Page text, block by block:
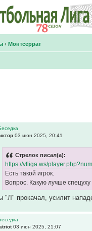
‹ Монтсеррат
03 июн 2025, 20:41
Стрелок писал(а):
https://vfliga.ws/
Есть такой игрок.
Вопрос. Какую лучше спецуху
"Л" прокачал, усилит
03 июн 2025, 21:07